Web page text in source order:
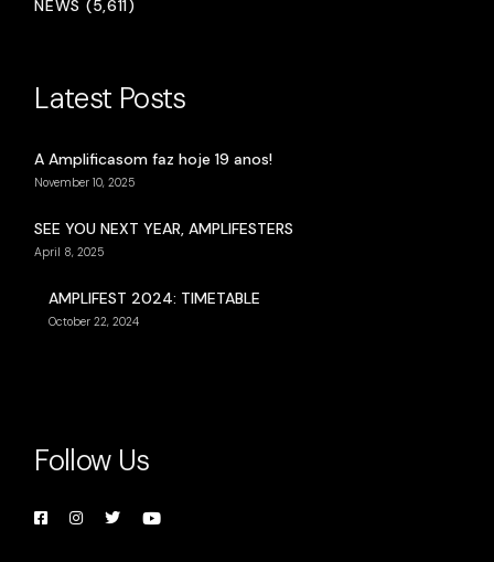
NEWS (5,611)
Latest Posts
A Amplificasom faz hoje 19 anos!
November 10, 2025
SEE YOU NEXT YEAR, AMPLIFESTERS
April 8, 2025
AMPLIFEST 2024: TIMETABLE
October 22, 2024
Follow Us